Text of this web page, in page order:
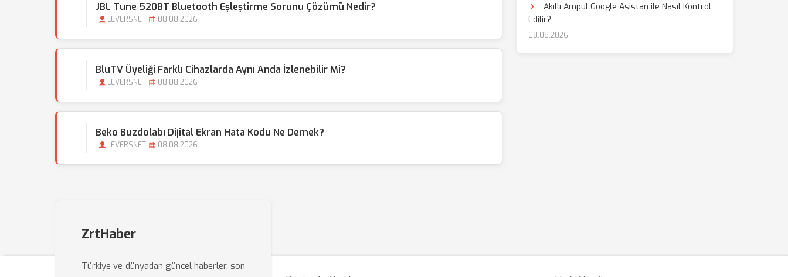
JBL Tune 520BT Bluetooth Eşleştirme Sorunu Çözümü Nedir?
LEVERSNET 08.08.2026
BluTV Üyeliği Farklı Cihazlarda Aynı Anda İzlenebilir Mi?
LEVERSNET 08.08.2026
Beko Buzdolabı Dijital Ekran Hata Kodu Ne Demek?
LEVERSNET 08.08.2026
Akıllı Ampul Google Asistan ile Nasıl Kontrol
Edilir?
08.08.2026
ZrtHaber
Türkiye ve dünyadan güncel haberler, son